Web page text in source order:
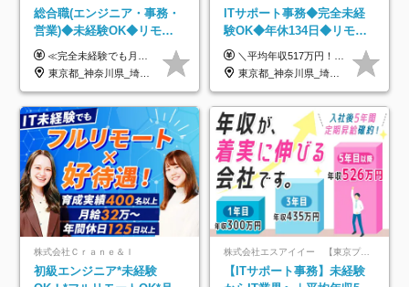
総合職(エンジニア・事務・
営業)◆未経験OK◆リモー
トあり◆残業月3h◆服装髪
型自由
≪完全未経験でも月給40万円以上も可能です！≫ -------------- 【1】ITエンジニア 月給26万円～50万円＋プロジェクト手当＋資格手当 【2】IT事務、営業事務 月給26万円～50万円＋プロジェクト手当＋資格手当 ≪【1】【2】共通≫ ★上記給与には固定残業代20時間分(月3万719円～)を含みます。残業が超過した場合は、追加支給します(残業は月平均3時間とほぼ発生しません。残業がなくても、固定残業代は支給されます) ★試用期間6ヵ月あり（期間中は月給23万1000円～。固定残業代20時間分3万719円～を含む／超過分は別途支給） -------------- 【3】SES営業、SaaS営業 月給30万円以上＋インセンティブ＋各種手当 ★上記給与には固定残業代45時間分(月7万6967円～)を含みます。残業が超過した場合は、追加支給します(残業は月平均3時間とほぼ発生しません。残業がなくても、固定残業代は支給されます) ★試用期間6ヵ月あり(期間中も給与や福利厚生は同じです)
東京都_神奈川県_埼玉県_千葉県_大阪府_愛知県_北海道_青森県_岩手県_宮城県_秋田県_山形県_福島県_茨城県_栃木県_群馬県_新潟県_山梨県_長野県_富山県_石川県_福井県_静岡県_岐阜県_三重県_兵庫県_京都府_滋賀県_奈良県_和歌山県_広島県_岡山県_鳥取県_島根県_山口県_徳島県_香川県_愛媛県_高知県_福岡県_熊本県_佐賀県_長崎県_大分県_宮崎県_鹿児島県_沖縄県
ITサポート事務◆完全未経
験OK◆年休134日◆リモー
トOK◆残業月7h以下◆賞与
年3回◆5年目まで必ず昇給
＼平均年収517万円！入社5年目まで毎年必ず昇給／ ■賞与年3回 ■年収800万円以上も可 ■入社3年以上の平均年収469.2万円 月給23万2000円以上＋賞与年3回＋各種手当 ☆入社5年目まで最大1万5000円の定期昇給を確約 ┃各種手当充実 ・規定の資格を取得すれば、2000円～5万円を毎月支給（2万4000円～60万円／年） ・研修中に取得した取得率95％の資格でも研修後の給料UP ※月給は年齢・経験・能力を考慮して、優遇いたします ※上記月給金額は固定残業代（20時間/3万1300円円以上）を含み、超過分は別途支給いたします ※試用期間（6ヶ月）は月給に変動はありますが、その他待遇に差異はありません ├入社後1ヶ月～3ヶ月間は、月給20万1900円となります └上記金額は固定残業代（10時間／1万6000円）を含み、超過分は別途支給いたします
東京都_神奈川県_埼玉県_千葉県_大阪府_愛知県_北海道_青森県_岩手県_宮城県_秋田県_山形県_福島県_茨城県_栃木県_群馬県_新潟県_山梨県_長野県_富山県_石川県_福井県_静岡県_岐阜県_三重県_兵庫県_京都府_滋賀県_奈良県_和歌山県_広島県_岡山県_鳥取県_島根県_山口県_徳島県_香川県_愛媛県_高知県_福岡県_熊本県_佐賀県_長崎県_大分県_宮崎県_鹿児島県_沖縄県
株式会社Ｃｒａｎｅ＆Ｉ
初級エンジニア*未経験
株式会社エスアイイー 【東京プロマーケット上場】
【ITサポート事務】未経験